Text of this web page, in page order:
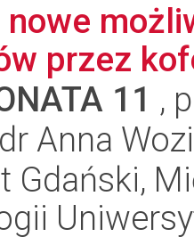
przez
11 ,
Anna
Gdański,